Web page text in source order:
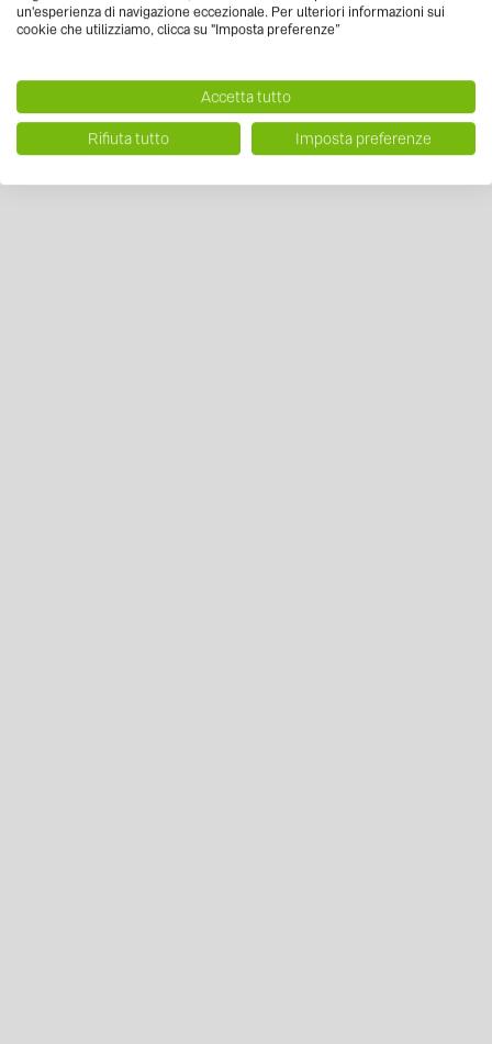
un'esperienza di navigazione eccezionale. Per ulteriori informazioni sui
cookie che utilizziamo, clicca su "Imposta preferenze”
Accetta tutto
Rifiuta tutto Imposta preferenze